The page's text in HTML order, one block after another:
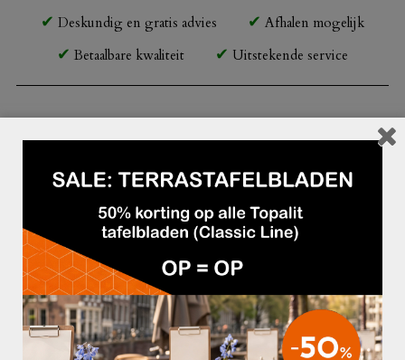
Deskundig en gratis advies
Afhalen mogelijk
Betaalbare kwaliteit
Uitstekende service
Horecaparasol voor professioneel gebruik
– Frame: Ø 78 mm powdercoated aluminium in de kleur platinum
– 300 gr/m2 polyester doek met Teflon Dupont behandeling en PA-coating
– Baleinen: 8
– Masthoogte in ingeklapte staat: 410 cm
– Doorloophoogte: 210 cm